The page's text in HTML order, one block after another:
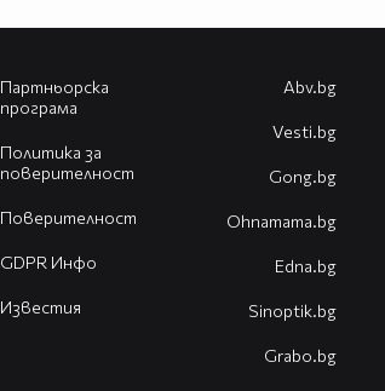
Партньорска
програма
Политика за
поверителност
Поверителност
GDPR Инфо
Известия
Abv.bg
Vesti.bg
Gong.bg
Оhnamama.bg
Edna.bg
Sinoptik.bg
Grabo.bg